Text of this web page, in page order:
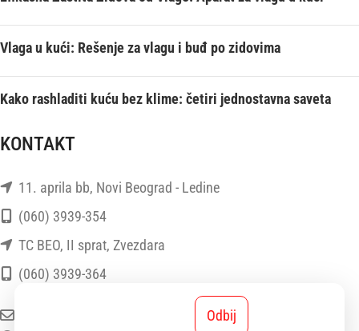
Vlaga u kući: Rešenje za vlagu i buđ po zidovima
Kako rashladiti kuću bez klime: četiri jednostavna saveta
KONTAKT
11. aprila bb, Novi Beograd - Ledine
(060) 3939-354
TC BEO, II sprat, Zvezdara
(060) 3939-364
Odbij